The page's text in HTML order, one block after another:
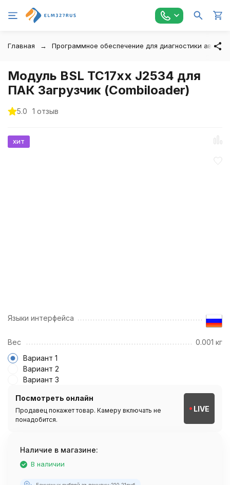
Главная Программное обеспечение для диагностики
Модуль BSL TC17xx J2534 для
ПАК Загрузчик (Combiloader)
5.0 1 отзыв
хит
Языки интерфейса
Вес
0.001 кг
Вариант 1
Вариант 2
Вариант 3
Посмотреть онлайн
Продавец покажет товар. Камеру включать не
понадобится.
LIVE
Наличие в магазине:
В наличии